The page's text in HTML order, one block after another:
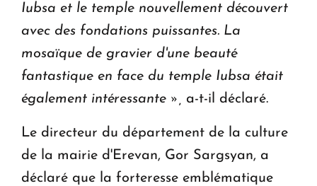
Iubsa et le temple nouvellement découvert
avec des fondations puissantes. La
mosaïque de gravier d'une beauté
fantastique en face du temple Iubsa était
également intéressante »,
a-t-il déclaré.
Le directeur du département de la culture
de la mairie d'Erevan, Gor Sargsyan, a
déclaré que la forteresse emblématique